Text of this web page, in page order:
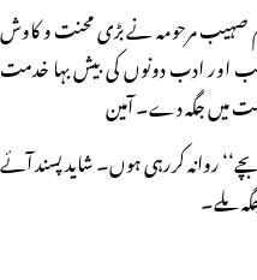
ام صہیب مرحومہ نے بڑی محنت و کاوش
اور ادب دونوں کی بیش بہا خدمت
میں جگہ دے۔ آمین
روانہ کررہی ہوں۔ شاید پسند آئے
ملے۔